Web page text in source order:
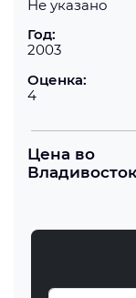
Не указано
Год:
2003
Оценка:
4
Цена во